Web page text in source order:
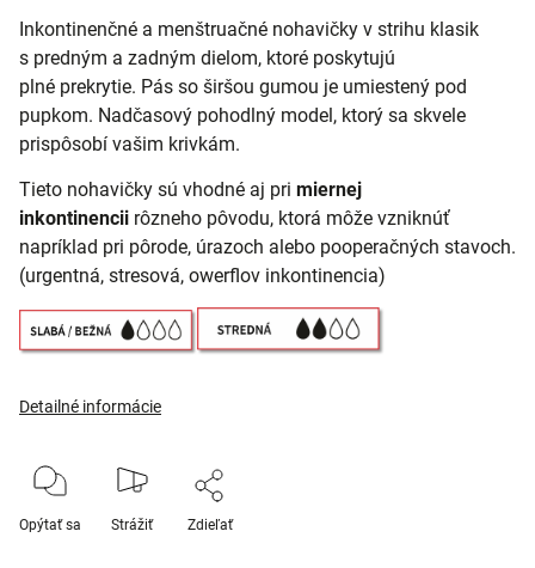
Inkontinenčné a menštruačné nohavičky v strihu klasik
s predným a zadným dielom, ktoré poskytujú
plné prekrytie. Pás so širšou gumou je umiestený pod
pupkom. Nadčasový pohodlný model, ktorý sa skvele
prispôsobí vašim krivkám.
Tieto nohavičky sú vhodné aj pri miernej
inkontinencii rôzneho pôvodu, ktorá môže vzniknúť
napríklad pri pôrode, úrazoch alebo pooperačných stavoch.
(urgentná, stresová, owerflov inkontinencia)
Detailné informácie
Opýtať sa Strážiť Zdieľať